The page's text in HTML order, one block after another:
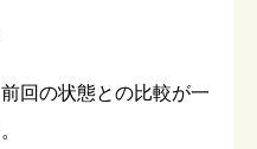
回の状態との比較が一